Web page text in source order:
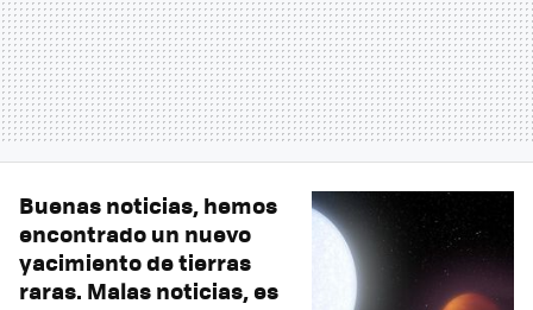
Buenas noticias, hemos
encontrado un nuevo
yacimiento de tierras
raras. Malas noticias, es